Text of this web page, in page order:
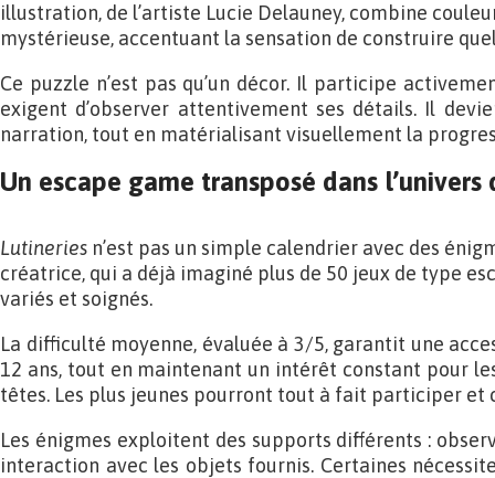
illustration, de l’artiste Lucie Delauney, combine
mystérieuse, accentuant la sensation de construire
Ce puzzle n’est pas qu’un décor. Il participe
exigent d’observer attentivement ses détails. Il
narration, tout en matérialisant visuellement la
Un escape game transposé dans l’univers
Lutineries n’est pas un simple calendrier avec des
créatrice, qui a déjà imaginé plus de 50 jeux de type
variés et soignés.
La difficulté moyenne, évaluée à 3/5, garantit une
12 ans, tout en maintenant un intérêt constant pour
têtes. Les plus jeunes pourront tout à fait participer et
Les énigmes exploitent des supports différents :
interaction avec les objets fournis. Certaines